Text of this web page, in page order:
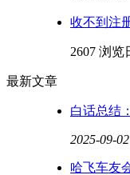
收不到注
2607 浏览
最新文章
白话总结
2025-09-02
哈飞车友